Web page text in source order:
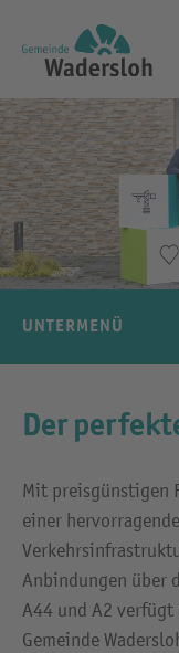
UNTERMENÜ
Der
Mit preisgünstigen
einer
Anbindungen über
A44 und A2 verfügt
Gemeinde